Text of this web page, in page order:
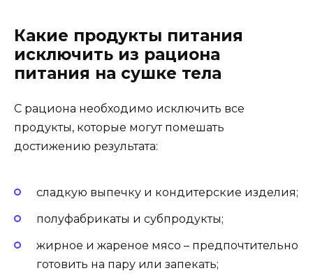
Какие продукты питания
исключить из рациона
питания на сушке тела
С рациона необходимо исключить все
продукты, которые могут помешать
достижению результата:
сладкую выпечку и кондитерские изделия;
полуфабрикаты и субпродукты;
жирное и жареное мясо – предпочтительно
готовить на пару или запекать;